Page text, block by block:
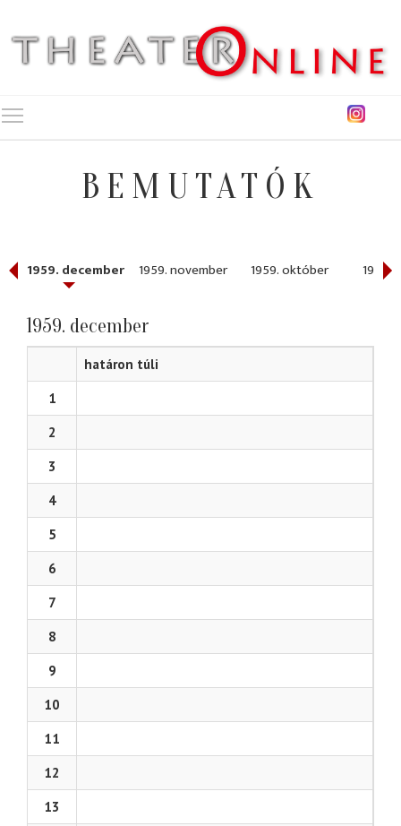
BEMUTATÓK
1959. december 1959. november 1959. október 1959.
1959. december
határon túli
1
2
3
4
5
6
7
8
9
10
11
12
13